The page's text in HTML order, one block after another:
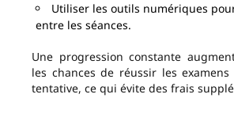
Utiliser les outils numériques
entre les séances.
Une progression constante
les chances de réussir les
tentative, ce qui évite des frais